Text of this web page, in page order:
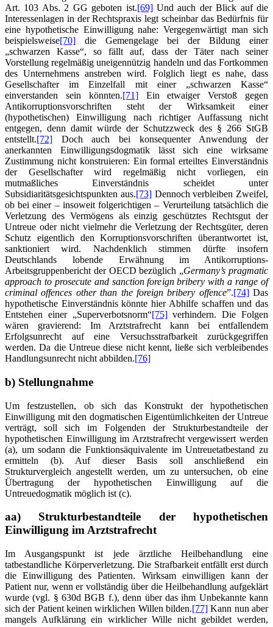
Art. 103 Abs. 2 GG geboten ist.[69]Und auch der Blick auf die
Interessenlagen in der Rechtspraxis legt scheinbar das Bedürfnis für
eine hypothetische Einwilligung nahe: Vergegenwärtigt man sich
beispielsweise[70] die Gemengelage bei der Bildung einer
„schwarzen Kasse“, so fällt auf, dass der Täter nach seiner
Vorstellung regelmäßig uneigennützig handeln und das Fortkommen
des Unternehmens anstreben wird. Folglich liegt es nahe, dass
Gesellschafter im Einzelfall mit einer „schwarzen Kasse“
einverstanden sein könnten.[71]Ein etwaiger Verstoß gegen
Antikorruptionsvorschriften steht der Wirksamkeit einer
(hypothetischen) Einwilligung nach richtiger Auffassung nicht
entgegen, denn damit würde der Schutzzweck des § 266 StGB
entstellt.[72] Doch auch bei konsequenter Anwendung der
anerkannten Einwilligungsdogmatik lässt sich eine wirksame
Zustimmung nicht konstruieren: Ein formal erteiltes Einverständnis
der Gesellschafter wird regelmäßig nicht vorliegen, ein
mutmaßliches Einverständnis scheidet unter
Subsidiaritätsgesichtspunkten aus.[73]Dennoch verbleiben Zweifel,
ob bei einer – insoweit folgerichtigen – Verurteilung tatsächlich die
Verletzung des Vermögens als einzig geschütztes Rechtsgut der
Untreue oder nicht vielmehr die Verletzung der Rechtsgüter, deren
Schutz eigentlich den Korruptionsvorschriften überantwortet ist,
sanktioniert wird. Nachdenklich stimmen dürfte insofern
Deutschlands lobende Erwähnung im Antikorruptions-
Arbeitsgruppenbericht der OECD bezüglich „Germany’s pragmatic
approach to prosecute and sanction foreign bribery with a range of
criminal offences other than the foreign bribery offence”.[74]Das
hypothetische Einverständnis könnte hier Abhilfe schaffen und das
Entstehen einer „Superverbotsnorm“[75]verhindern. Die Folgen
wären gravierend: Im Arztstrafrecht kann bei entfallendem
Erfolgsunrecht auf eine Versuchsstrafbarkeit zurückgegriffen
werden. Da die Untreue diese nicht kennt, ließe sich verbleibendes
Handlungsunrecht nicht abbilden.[76]
b) Stellungnahme
Um festzustellen, ob sich das Konstrukt der hypothetischen
Einwilligung mit den dogmatischen Eigentümlichkeiten der Untreue
verträgt, soll sich im Folgenden der Strukturbestandteile der
hypothetischen Einwilligung im Arztstrafrecht vergewissert werden
(a), um sodann die Funktionsäquivalente im Untreuetatbestand zu
ermitteln (b). Auf dieser Basis soll anschließend ein
Strukturvergleich angestellt werden, um zu untersuchen, ob eine
Übertragung der hypothetischen Einwilligung auf die
Untreuedogmatik möglich ist (c).
aa) Strukturbestandteile der hypothetischen
Einwilligung im Arztstrafrecht
Im Ausgangspunkt ist jede ärztliche Heilbehandlung eine
tatbestandliche Körperverletzung. Die Strafbarkeit entfällt erst durch
die Einwilligung des Patienten. Wirksam einwilligen kann der
Patient nur, wenn er vollständig über die Heilbehandlung aufgeklärt
wurde (vgl. § 630d BGB f.), denn über das ihm Unbekannte kann
sich der Patient keinen wirklichen Willen bilden.[77] Kann nun aber
mangels Aufklärung ein wirklicher Wille nicht gebildet werden,